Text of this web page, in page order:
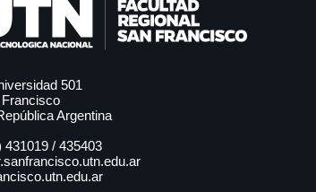
501
Argentina
431019 / 435403